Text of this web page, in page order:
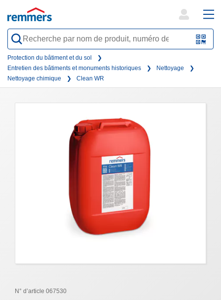
QR-
search
form
Protection du bâtiment et du sol
Entretien des bâtiments et monuments historiques
Nettoyage
Nettoyage chimique
Clean WR
N° d’article 067530